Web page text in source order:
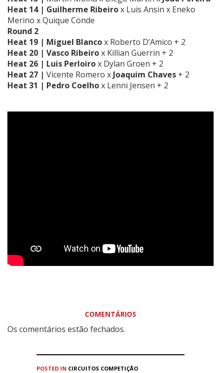
Heat 14 | Guilherme Ribeirox Luis Ansin x Eneko
Merino x Quique Conde
Round 2
Heat 19 | Miguel Blancox Roberto D’Amico + 2
Heat 20 | Vasco Ribeirox Killian Guerrin + 2
Heat 26 | Luis Perloirox Dylan Groen + 2
Heat 27 | Vicente Romero x Joaquim Chaves + 2
Heat 31 | Pedro Coelhox Lenni Jensen + 2
COMENTÁRIOS
Os comentários estão fechados.
POSTED IN CIRCUITOS COMPETIÇÃO